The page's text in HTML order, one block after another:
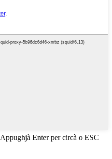
Appughjà Enter per circà o ESC